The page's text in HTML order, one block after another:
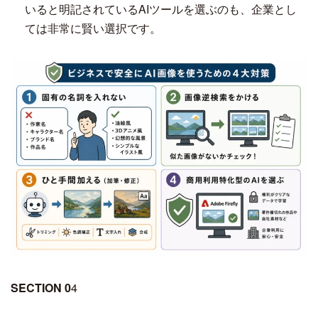
いると明記されているAIツールを選ぶのも、企業とし
ては非常に賢い選択です。
SECTION 04